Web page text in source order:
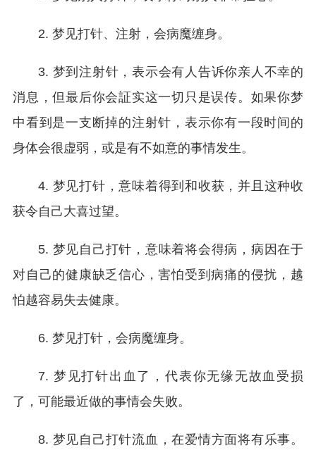
2. 梦见打针、注射，会病魔缠身。
3. 梦到注射针，表示会有人告诉你亲人不幸的
消息，但最后你会証实这一切只是误传。如果你梦
中看到是一支断掉的注射针，表示你有一段时间的
身体会很虚弱，或是有不如意的事情发生。
4. 梦见打针，意味着得到和收获，并且这种收
获令自己大喜过望。
5. 梦见自己打针，意味着将会得病，病因在于
对自己的健康缺乏信心，害怕受到病痛的侵扰，越
怕越容易失去健康。
6. 梦见打针，会病魔缠身。
7. 梦见打针出血了，代表你无缘无故血受损
了，可能最近做的事情会失败。
8. 梦见自己打针流血，在爱情方面将有乐事。